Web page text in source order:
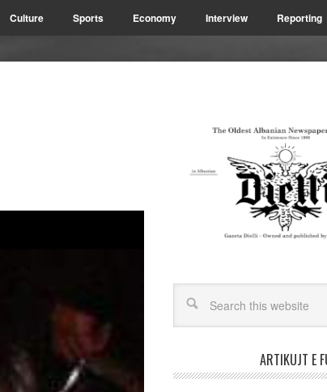
Culture Sports Economy Interview Reporting
ARTIKUJT E